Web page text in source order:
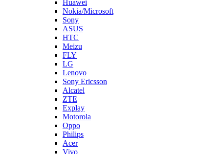
Meizu
FLY
LG
Lenovo
Sony Ericsson
Alcatel
ZTE
Explay
Motorola
Oppo
Philips
Acer
Vivo
OnePlus
Micromax
Infinix
Blackberry